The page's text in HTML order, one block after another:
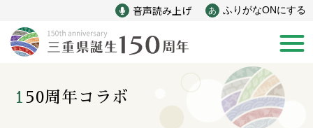
音声読み上げ あ ふりがなONにする
新着情報
150周年コラボ